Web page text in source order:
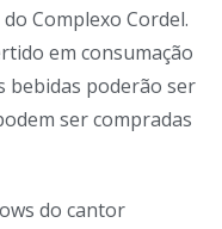
Complexo Cordel.
em consumação
bebidas poderão ser
ser compradas
do cantor